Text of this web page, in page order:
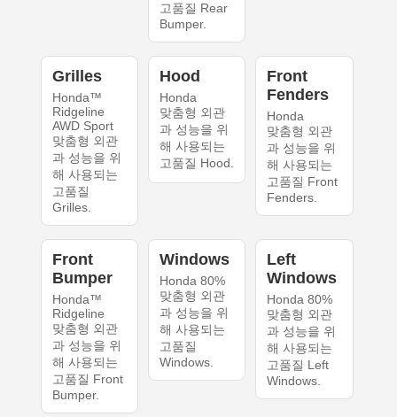
고품질 Rear
Bumper.
Grilles
Honda™
Ridgeline
AWD Sport
맞춤형 외관
과 성능을 위
해 사용되는
고품질
Grilles.
Hood
Honda
맞춤형 외관
과 성능을 위
해 사용되는
고품질 Hood.
Front
Fenders
Honda
맞춤형 외관
과 성능을 위
해 사용되는
고품질 Front
Fenders.
Front
Bumper
Honda™
Ridgeline
맞춤형 외관
과 성능을 위
해 사용되는
고품질 Front
Bumper.
Windows
Honda 80%
맞춤형 외관
과 성능을 위
해 사용되는
고품질
Windows.
Left
Windows
Honda 80%
맞춤형 외관
과 성능을 위
해 사용되는
고품질 Left
Windows.